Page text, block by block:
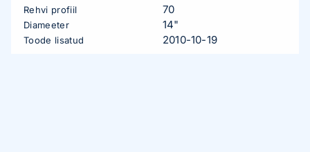
Rehvi profiil 70
Diameeter 14"
Toode lisatud 2010-10-19